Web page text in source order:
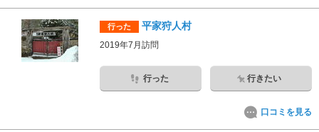
行った 平家狩人村
2019年7月訪問
行った 行きたい
口コミを見る